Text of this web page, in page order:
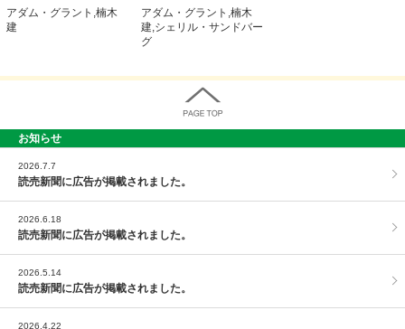
アダム・グラント,楠木
建
アダム・グラント,楠木
建,シェリル・サンドバー
グ
お知らせ
2026.7.7
読売新聞に広告が掲載されました。
2026.6.18
読売新聞に広告が掲載されました。
2026.5.14
読売新聞に広告が掲載されました。
2026.4.22
PAGE TOP